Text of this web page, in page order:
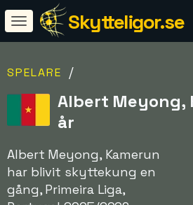
Skytteligor.se
SPELARE /
Albert Meyong,
år
Albert Meyong, Kamerun
har blivit skyttekung en
gång, Primeira Liga,